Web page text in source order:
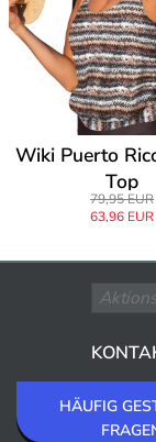
Wiki Puerto
Top
79,95 EUR
63,96 EUR
HÄUFIG